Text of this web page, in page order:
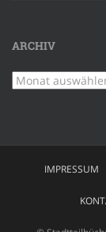
ARCHIV
Archiv
IMPRESSUM